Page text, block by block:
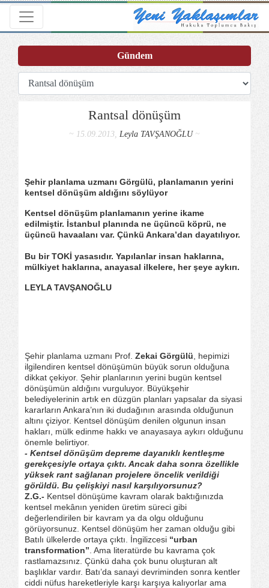
Toggle navigation
Rantsal dönüşüm
~ 15.09.2013, Leyla TAVŞANOĞLU~
Şehir planlama uzmanı Görgülü, planlamanın yerini
kentsel dönüşüm aldığını söylüyor
Kentsel dönüşüm planlamanın yerine ikame
edilmiştir. İstanbul planında ne üçüncü köprü, ne
üçüncü havaalanı var. Çünkü Ankara’dan dayatılıyor.
Bu bir TOKİ yasasıdır. Yapılanlar insan haklarına,
mülkiyet haklarına, anayasal ilkelere, her şeye aykırı.
LEYLA TAVŞANOĞLU
Şehir planlama uzmanı Prof. Zekai Görgülü , hepimizi
ilgilendiren kentsel dönüşümün büyük sorun olduğuna
dikkat çekiyor. Şehir planlarının yerini bugün kentsel
dönüşümün aldığını vurguluyor. Büyükşehir
belediyelerinin artık en düzgün planları yapsalar da siyasi
kararların Ankara’nın iki dudağının arasında olduğunun
altını çiziyor. Kentsel dönüşüm denilen olgunun insan
hakları, mülk edinme hakkı ve anayasaya aykırı olduğunu
önemle belirtiyor.
- Kentsel dönüşüm depreme dayanıklı kentleşme
gerekçesiyle ortaya çıktı. Ancak daha sonra özellikle
yüksek rant sağlanan projelere öncelik verildiği
görüldü. Bu çelişkiyi nasıl karşılıyorsunuz?
Z.G.- Kentsel dönüşüme kavram olarak baktığınızda
kentsel mekânın yeniden üretim süreci gibi
değerlendirilen bir kavram ya da olgu olduğunu
görüyorsunuz. Kentsel dönüşüm her zaman olduğu gibi
Batılı ülkelerde ortaya çıktı. İngilizcesi “urban
transformation” . Ama literatürde bu kavrama çok
rastlamazsınız. Çünkü daha çok bunu oluşturan alt
başlıklar vardır. Batı’da sanayi devriminden sonra kentler
ciddi nüfus hareketleriyle karşı karşıya kalıyorlar ama
Gündem